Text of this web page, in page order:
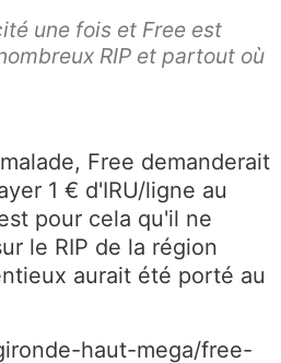
une fois et Free est
RIP et partout où
Free demanderait
1 € d'IRU/ligne au
pour cela qu'il ne
le RIP de la région
aurait été porté au
haut-mega/free-